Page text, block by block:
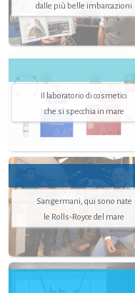
dalle più belle imbarcazioni
Il laboratorio di cosmetici
che si specchia in mare
Sangermani, qui sono nate
le Rolls-Royce del mare